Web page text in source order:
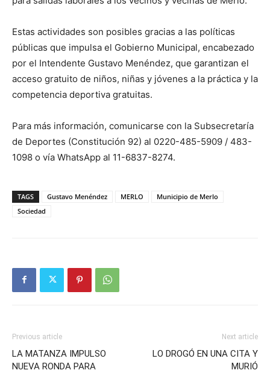
Estas actividades son posibles gracias a las políticas
públicas que impulsa el Gobierno Municipal, encabezado
por el Intendente Gustavo Menéndez, que garantizan el
acceso gratuito de niños, niñas y jóvenes a la práctica y la
competencia deportiva gratuitas.
Para más información, comunicarse con la Subsecretaría
de Deportes (Constitución 92) al 0220-485-5909 / 483-
1098 o vía WhatsApp al 11-6837-8274.
TAGS Gustavo Menéndez MERLO
Municipio de Merlo
Sociedad
Previous article
LA MATANZA IMPULSO
NUEVA RONDA PARA
Next article
LO DROGÓ EN UNA CITA Y
MURIÓ